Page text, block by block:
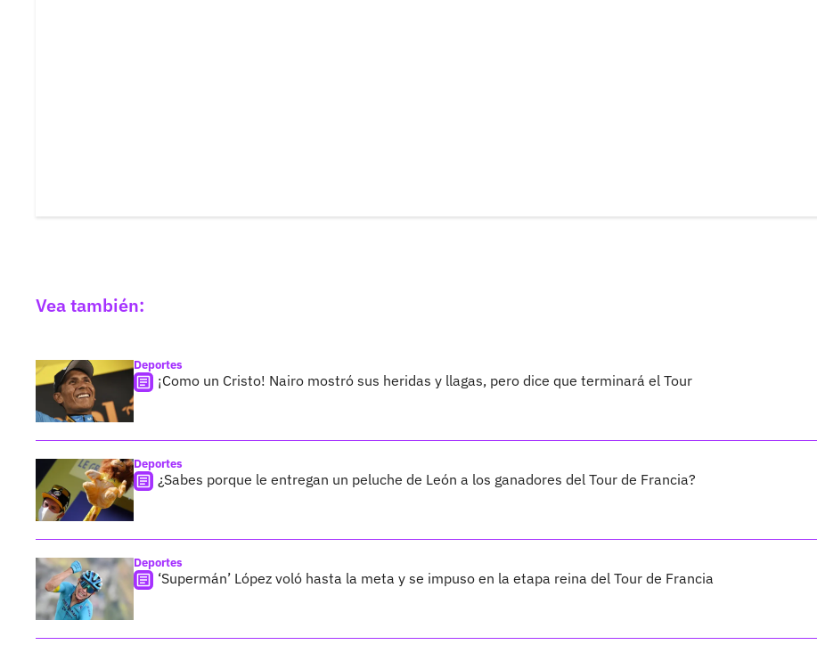
Vea también:
Deportes
¡Como un Cristo! Nairo mostró sus heridas y llagas, pero dice que terminará el Tour
Deportes
¿Sabes porque le entregan un peluche de León a los ganadores del Tour de Francia?
Deportes
‘Supermán’ López voló hasta la meta y se impuso en la etapa reina del Tour de Francia